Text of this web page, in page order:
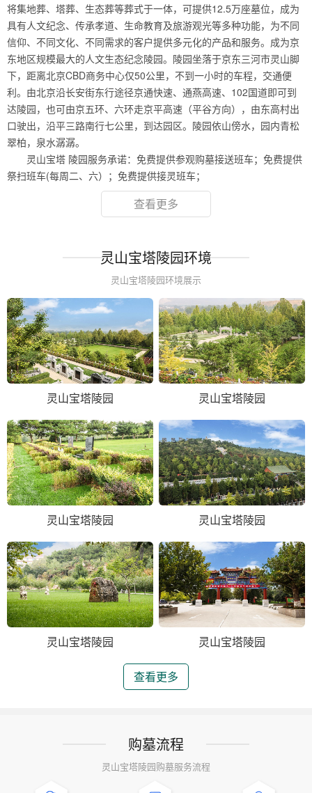
将集地葬、塔葬、生态葬等葬式于一体，可提供12.5万座墓位，成为
具有人文纪念、传承孝道、生命教育及旅游观光等多种功能，为不同
信仰、不同文化、不同需求的客户提供多元化的产品和服务。成为京
东地区规模最大的人文生态纪念陵园。陵园坐落于京东三河市灵山脚
下，距离北京CBD商务中心仅50公里，不到一小时的车程，交通便
利。由北京沿长安街东行途径京通快速、通燕高速、102国道即可到
达陵园，也可由京五环、六环走京平高速（平谷方向），由东高村出
口驶出，沿平三路南行七公里，到达园区。陵园依山傍水，园内青松
翠柏，泉水潺潺。
灵山宝塔 陵园服务承诺：免费提供参观购墓接送班车；免费提供
祭扫班车(每周二、六）；免费提供接灵班车；
查看更多
灵山宝塔陵园环境
灵山宝塔陵园环境展示
灵山宝塔陵园 灵山宝塔陵园
灵山宝塔陵园 灵山宝塔陵园
灵山宝塔陵园 灵山宝塔陵园
查看更多
购墓流程
灵山宝塔陵园购墓服务流程